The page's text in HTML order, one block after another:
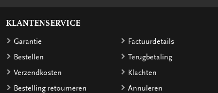
KLANTENSERVICE
Garantie
Bestellen
Verzendkosten
Bestelling retourneren
Factuurdetails
Terugbetaling
Klachten
Annuleren